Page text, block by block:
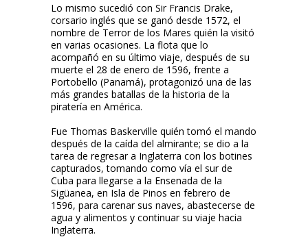
Lo mismo sucedió con Sir Francis Drake,
corsario inglés que se ganó desde 1572, el
nombre de Terror de los Mares quién la visitó
en varias ocasiones. La flota que lo
acompañó en su último viaje, después de su
muerte el 28 de enero de 1596, frente a
Portobello (Panamá), protagonizó una de las
más grandes batallas de la historia de la
piratería en América.
Fue Thomas Baskerville quién tomó el mando
después de la caída del almirante; se dio a la
tarea de regresar a Inglaterra con los botines
capturados, tomando como vía el sur de
Cuba para llegarse a la Ensenada de la
Sigüanea, en Isla de Pinos en febrero de
1596, para carenar sus naves, abastecerse de
agua y alimentos y continuar su viaje hacia
Inglaterra.